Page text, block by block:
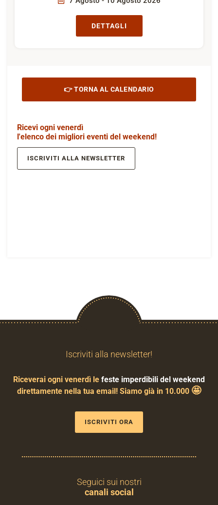
DETTAGLI
👉 TORNA AL CALENDARIO
Ricevi ogni venerdì
l'elenco dei migliori eventi del weekend!
ISCRIVITI ALLA NEWSLETTER
Iscriviti alla newsletter!
Riceverai ogni venerdì le feste imperdibili del weekend
direttamente nella tua email! Siamo già in 10.000 🤩
ISCRIVITI ORA
Seguici sui nostri
canali social